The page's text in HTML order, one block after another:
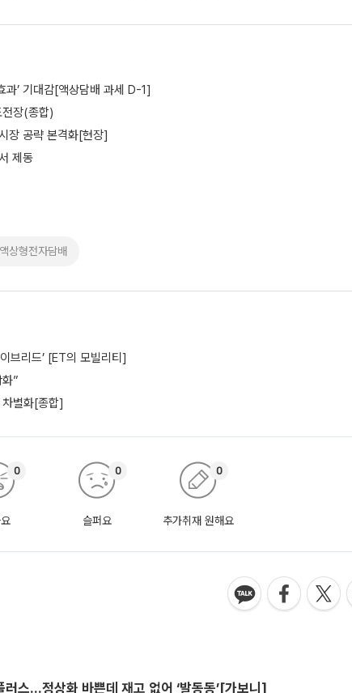
과’ 기대감[액상담배 과세 D-1]
전장(종합)
장 공략 본격화[현장]
제동
상형전자담배
브리드’ [ET의 모빌리티]
”
별화[종합]
0
슬퍼요
0
추가취재 원해요
0
스…정상화 바쁜데 재고 없어 ‘발동동’[가보니]